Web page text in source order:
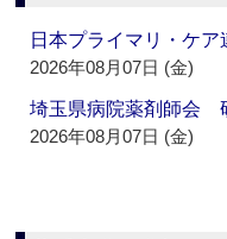
日本プライマリ・ケ
2026年08月07日 (金)
埼玉県病院薬剤師会
2026年08月07日 (金)